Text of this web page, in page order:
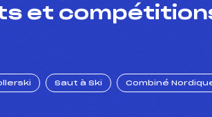
et
Saut à Ski Combiné